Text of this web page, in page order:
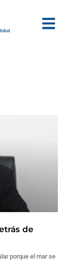
de
porque el mar se